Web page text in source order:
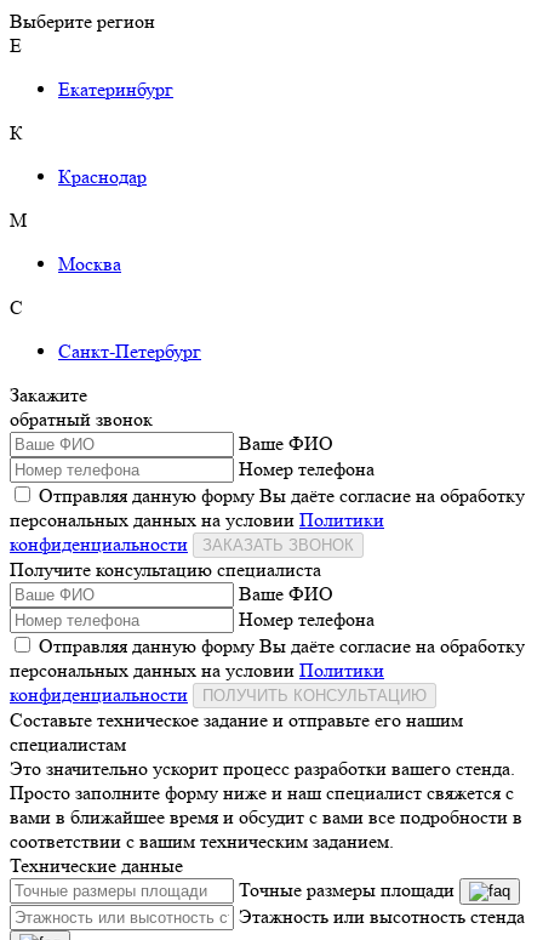
Выберите регион
Е
Екатеринбург
К
Краснодар
М
Москва
С
Санкт-Петербург
Закажите
обратный звонок
Ваше ФИО
Номер телефона
Отправляя данную форму Вы даёте согласие на обработку
персональных данных на условии Политики
конфиденциальности
ЗАКАЗАТЬ ЗВОНОК
Получите консультацию специалиста
Ваше ФИО
Номер телефона
Отправляя данную форму Вы даёте согласие на обработку
персональных данных на условии Политики
конфиденциальности
ПОЛУЧИТЬ КОНСУЛЬТАЦИЮ
Составьте техническое задание и отправьте его нашим
специалистам
Это значительно ускорит процесс разработки вашего стенда.
Просто заполните форму ниже и наш специалист свяжется с
вами в ближайшее время и обсудит с вами все подробности в
соответствии с вашим техническим заданием.
Технические данные
Точные размеры площади
Этажность или высотность стенда